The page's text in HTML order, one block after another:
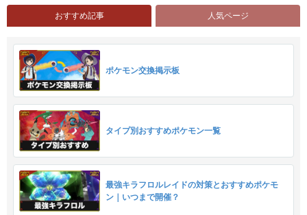
おすすめ記事 人気ページ
ポケモン交換掲示板
タイプ別おすすめポケモン一覧
最強キラフロルレイドの対策とおすすめポケモ
ン｜いつまで開催？